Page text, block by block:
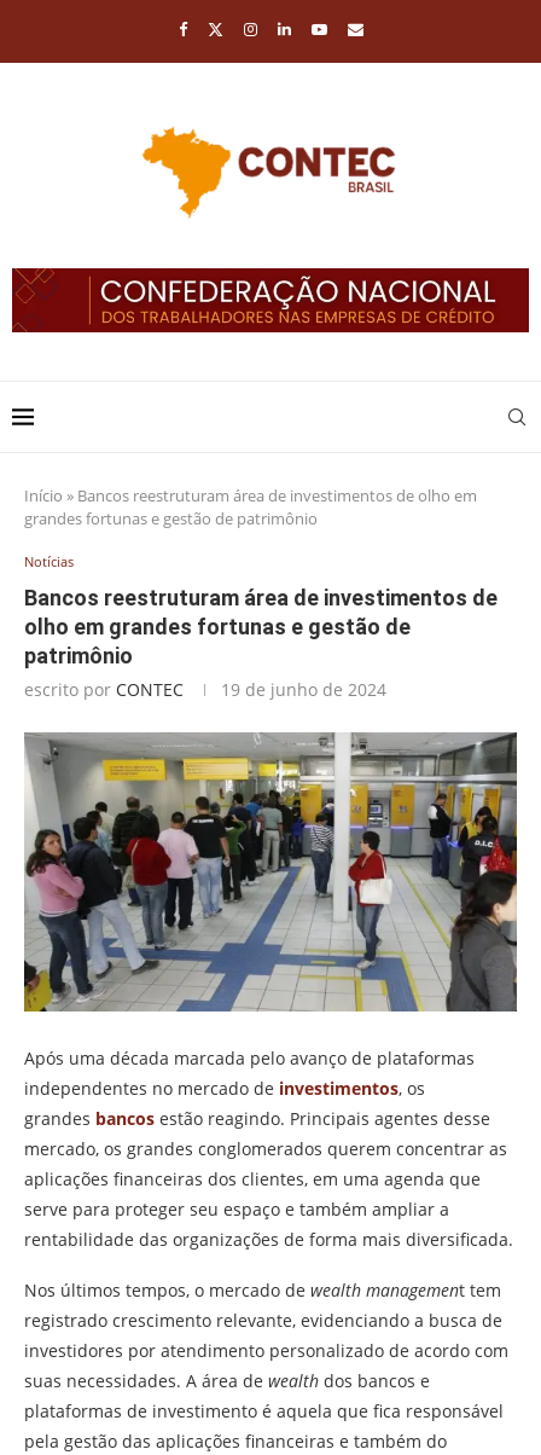
Início » Bancos reestruturam área de investimentos de olho em
grandes fortunas e gestão de patrimônio
Notícias
Bancos reestruturam área de investimentos de
olho em grandes fortunas e gestão de
patrimônio
escrito por CONTEC 19 de junho de 2024
Após uma década marcada pelo avanço de plataformas
independentes no mercado de investimentos, os
grandes bancos estão reagindo. Principais agentes desse
mercado, os grandes conglomerados querem concentrar as
aplicações financeiras dos clientes, em uma agenda que
serve para proteger seu espaço e também ampliar a
rentabilidade das organizações de forma mais diversificada.
Nos últimos tempos, o mercado de wealth management tem
registrado crescimento relevante, evidenciando a busca de
investidores por atendimento personalizado de acordo com
suas necessidades. A área de wealth dos bancos e
plataformas de investimento é aquela que fica responsável
pela gestão das aplicações financeiras e também do